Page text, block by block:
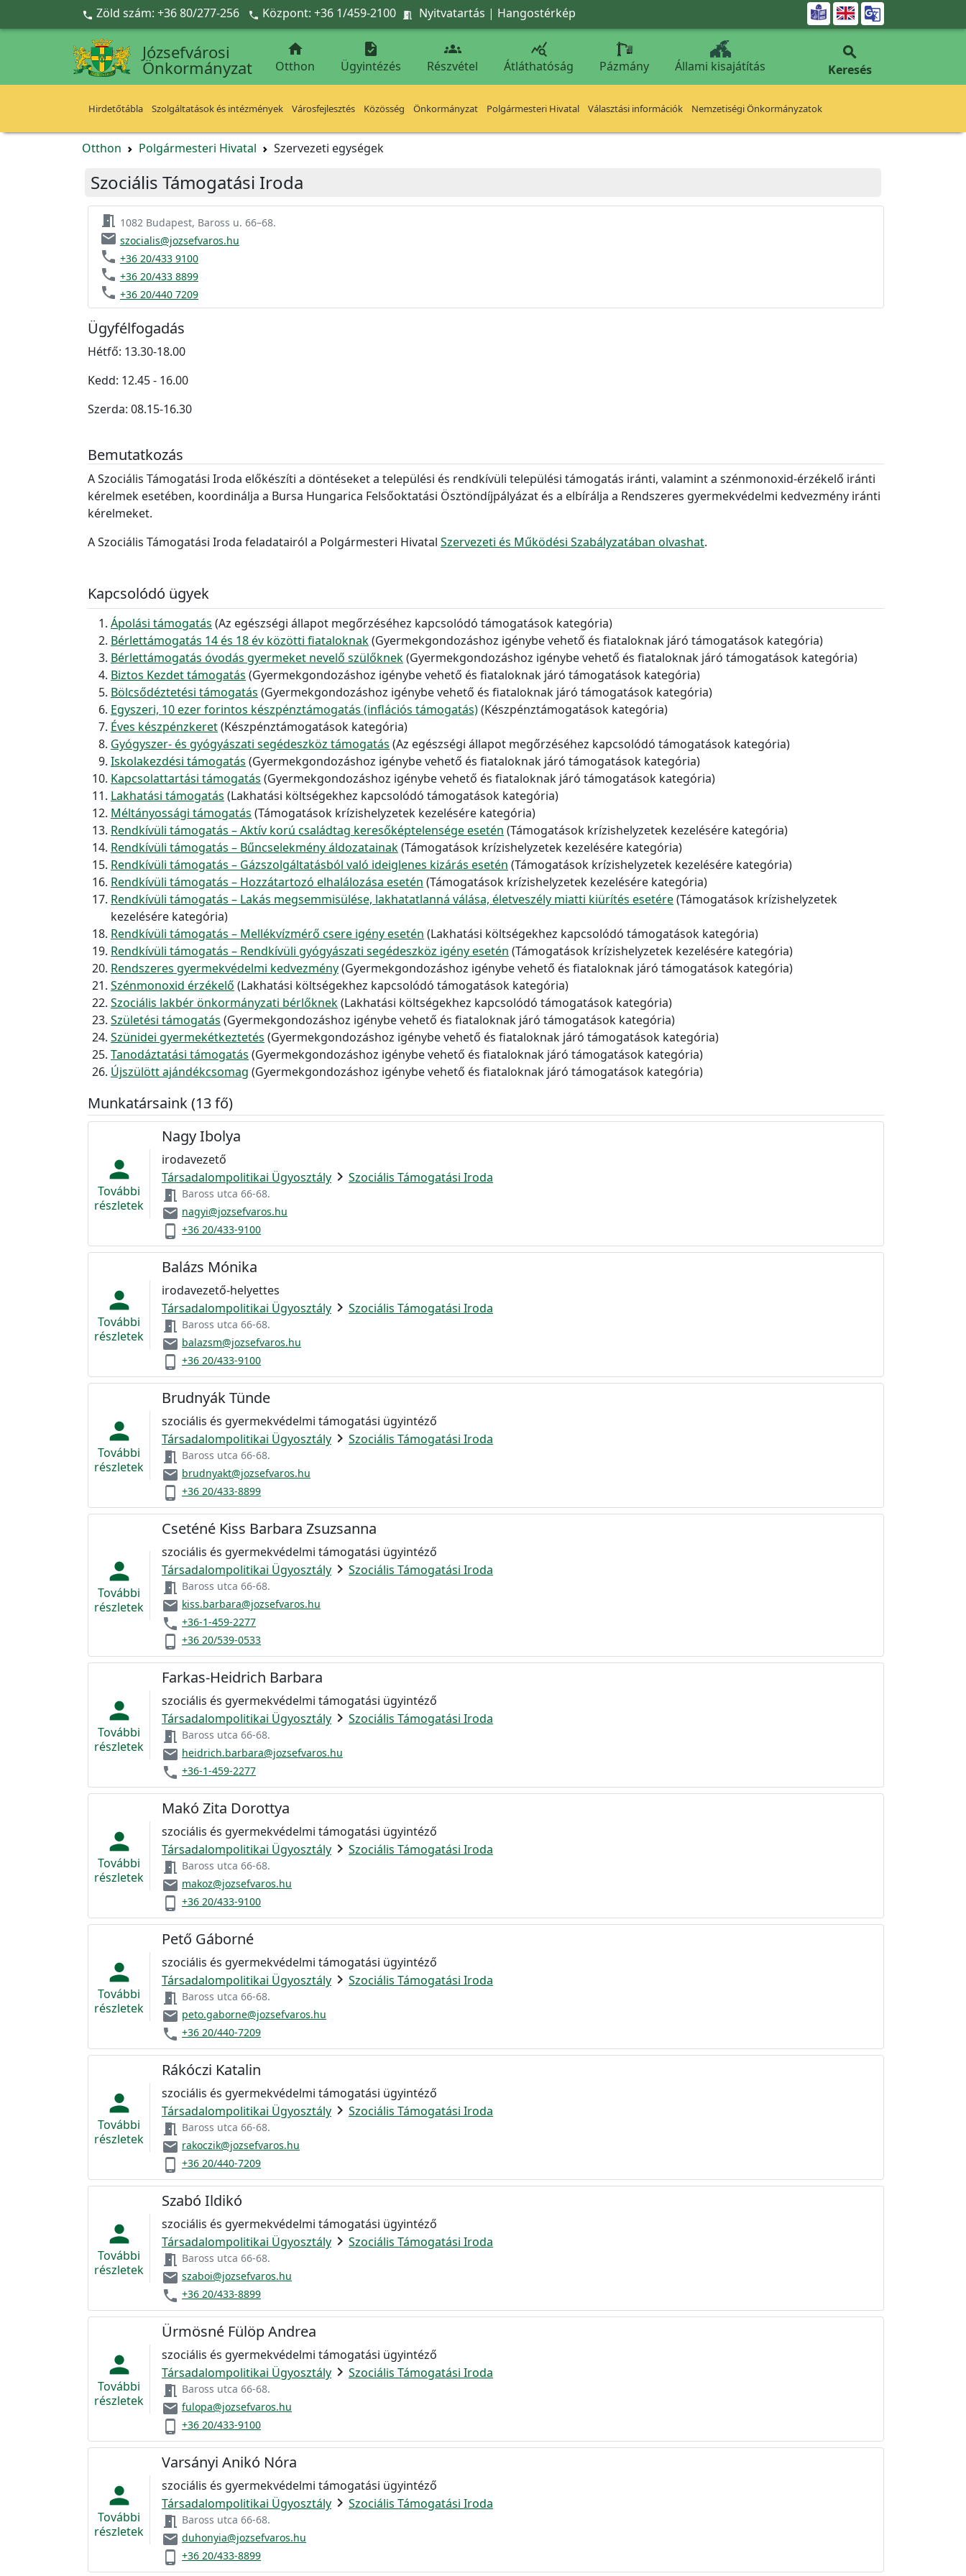
Ugrás a fő tartalomra
 Zöld szám: +36 80/277-256  Központ: +36 1/459-2100  Nyitvatartás | Hangostérkép 
Józsefvárosi
Önkormányzat

Otthon

Ügyintézés

Részvétel

Átláthatóság Pázmány Állami kisajátítás

Keresés
Hirdetőtábla Szolgáltatások és intézmények Városfejlesztés Közösség Önkormányzat Polgármesteri Hivatal Választási információk Nemzetiségi Önkormányzatok
Otthon Polgármesteri Hivatal Szervezeti egységek
Szociális Támogatási Iroda
meeting_room 1082 Budapest, Baross u. 66–68.
email szocialis@jozsefvaros.hu
phone +36 20/433 9100
phone +36 20/433 8899
phone +36 20/440 7209
Ügyfélfogadás
Hétfő: 13.30-18.00
Kedd: 12.45 - 16.00
Szerda: 08.15-16.30
Bemutatkozás
A Szociális Támogatási Iroda előkészíti a döntéseket a települési és rendkívüli települési támogatás iránti, valamint a szénmonoxid-érzékelő iránti
kérelmek esetében, koordinálja a Bursa Hungarica Felsőoktatási Ösztöndíjpályázat és a elbírálja a Rendszeres gyermekvédelmi kedvezmény iránti
kérelmeket.
A Szociális Támogatási Iroda feladatairól a Polgármesteri Hivatal Szervezeti és Működési Szabályzatában olvashat.
Kapcsolódó ügyek
Ápolási támogatás (Az egészségi állapot megőrzéséhez kapcsolódó támogatások kategória)
Bérlettámogatás 14 és 18 év közötti fiataloknak(Gyermekgondozáshoz igénybe vehető és fiataloknak járó támogatások kategória)
Bérlettámogatás óvodás gyermeket nevelő szülőknek(Gyermekgondozáshoz igénybe vehető és fiataloknak járó támogatások kategória)
Biztos Kezdet támogatás (Gyermekgondozáshoz igénybe vehető és fiataloknak járó támogatások kategória)
Bölcsődéztetési támogatás (Gyermekgondozáshoz igénybe vehető és fiataloknak járó támogatások kategória)
Egyszeri, 10 ezer forintos készpénztámogatás (inflációs támogatás)(Készpénztámogatások kategória)
Éves készpénzkeret(Készpénztámogatások kategória)
Gyógyszer- és gyógyászati segédeszköz támogatás (Az egészségi állapot megőrzéséhez kapcsolódó támogatások kategória)
Iskolakezdési támogatás (Gyermekgondozáshoz igénybe vehető és fiataloknak járó támogatások kategória)
Kapcsolattartási támogatás (Gyermekgondozáshoz igénybe vehető és fiataloknak járó támogatások kategória)
Lakhatási támogatás (Lakhatási költségekhez kapcsolódó támogatások kategória)
Méltányossági támogatás (Támogatások krízishelyzetek kezelésére kategória)
Rendkívüli támogatás – Aktív korú családtag keresőképtelensége esetén (Támogatások krízishelyzetek kezelésére kategória)
Rendkívüli támogatás – Bűncselekmény áldozatainak(Támogatások krízishelyzetek kezelésére kategória)
Rendkívüli támogatás – Gázszolgáltatásból való ideiglenes kizárás esetén (Támogatások krízishelyzetek kezelésére kategória)
Rendkívüli támogatás – Hozzátartozó elhalálozása esetén (Támogatások krízishelyzetek kezelésére kategória)
Rendkívüli támogatás – Lakás megsemmisülése, lakhatatlanná válása, életveszély miatti kiürítés esetére(Támogatások krízishelyzetek
kezelésére kategória)
Rendkívüli támogatás – Mellékvízmérő csere igény esetén (Lakhatási költségekhez kapcsolódó támogatások kategória)
Rendkívüli támogatás – Rendkívüli gyógyászati segédeszköz igény esetén (Támogatások krízishelyzetek kezelésére kategória)
Rendszeres gyermekvédelmi kedvezmény(Gyermekgondozáshoz igénybe vehető és fiataloknak járó támogatások kategória)
Szénmonoxid érzékelő (Lakhatási költségekhez kapcsolódó támogatások kategória)
Szociális lakbér önkormányzati bérlőknek(Lakhatási költségekhez kapcsolódó támogatások kategória)
Születési támogatás (Gyermekgondozáshoz igénybe vehető és fiataloknak járó támogatások kategória)
Szünidei gyermekétkeztetés (Gyermekgondozáshoz igénybe vehető és fiataloknak járó támogatások kategória)
Tanodáztatási támogatás (Gyermekgondozáshoz igénybe vehető és fiataloknak járó támogatások kategória)
Újszülött ajándékcsomag (Gyermekgondozáshoz igénybe vehető és fiataloknak járó támogatások kategória)
Munkatársaink (13 fő)
person
További
részletek
Nagy Ibolya
irodavezető
Társadalompolitikai Ügyosztály chevron_right Szociális Támogatási Iroda
meeting_room Baross utca 66-68.
email nagyi@jozsefvaros.hu
phone_android +36 20/433-9100
person
További
részletek
Balázs Mónika
irodavezető-helyettes
Társadalompolitikai Ügyosztály chevron_right Szociális Támogatási Iroda
meeting_room Baross utca 66-68.
email balazsm@jozsefvaros.hu
phone_android +36 20/433-9100
person
További
részletek
Brudnyák Tünde
szociális és gyermekvédelmi támogatási ügyintéző
Társadalompolitikai Ügyosztály chevron_right Szociális Támogatási Iroda
meeting_room Baross utca 66-68.
email brudnyakt@jozsefvaros.hu
phone_android +36 20/433-8899
person
További
részletek
Cseténé Kiss Barbara Zsuzsanna
szociális és gyermekvédelmi támogatási ügyintéző
Társadalompolitikai Ügyosztály chevron_right Szociális Támogatási Iroda
meeting_room Baross utca 66-68.
email kiss.barbara@jozsefvaros.hu
phone +36-1-459-2277
phone_android +36 20/539-0533
person
További
részletek
Farkas-Heidrich Barbara
szociális és gyermekvédelmi támogatási ügyintéző
Társadalompolitikai Ügyosztály chevron_right Szociális Támogatási Iroda
meeting_room Baross utca 66-68.
email heidrich.barbara@jozsefvaros.hu
phone +36-1-459-2277
person
További
részletek
Makó Zita Dorottya
szociális és gyermekvédelmi támogatási ügyintéző
Társadalompolitikai Ügyosztály chevron_right Szociális Támogatási Iroda
meeting_room Baross utca 66-68.
email makoz@jozsefvaros.hu
phone_android +36 20/433-9100
person
További
részletek
Pető Gáborné
szociális és gyermekvédelmi támogatási ügyintéző
Társadalompolitikai Ügyosztály chevron_right Szociális Támogatási Iroda
meeting_room Baross utca 66-68.
email peto.gaborne@jozsefvaros.hu
phone +36 20/440-7209
person
További
részletek
Rákóczi Katalin
szociális és gyermekvédelmi támogatási ügyintéző
Társadalompolitikai Ügyosztály chevron_right Szociális Támogatási Iroda
meeting_room Baross utca 66-68.
email rakoczik@jozsefvaros.hu
phone_android +36 20/440-7209
person
További
részletek
Szabó Ildikó
szociális és gyermekvédelmi támogatási ügyintéző
Társadalompolitikai Ügyosztály chevron_right Szociális Támogatási Iroda
meeting_room Baross utca 66-68.
email szaboi@jozsefvaros.hu
phone +36 20/433-8899
person
További
részletek
Ürmösné Fülöp Andrea
szociális és gyermekvédelmi támogatási ügyintéző
Társadalompolitikai Ügyosztály chevron_right Szociális Támogatási Iroda
meeting_room Baross utca 66-68.
email fulopa@jozsefvaros.hu
phone_android +36 20/433-9100
person
További
részletek
Varsányi Anikó Nóra
szociális és gyermekvédelmi támogatási ügyintéző
Társadalompolitikai Ügyosztály chevron_right Szociális Támogatási Iroda
meeting_room Baross utca 66-68.
email duhonyia@jozsefvaros.hu
phone_android +36 20/433-8899